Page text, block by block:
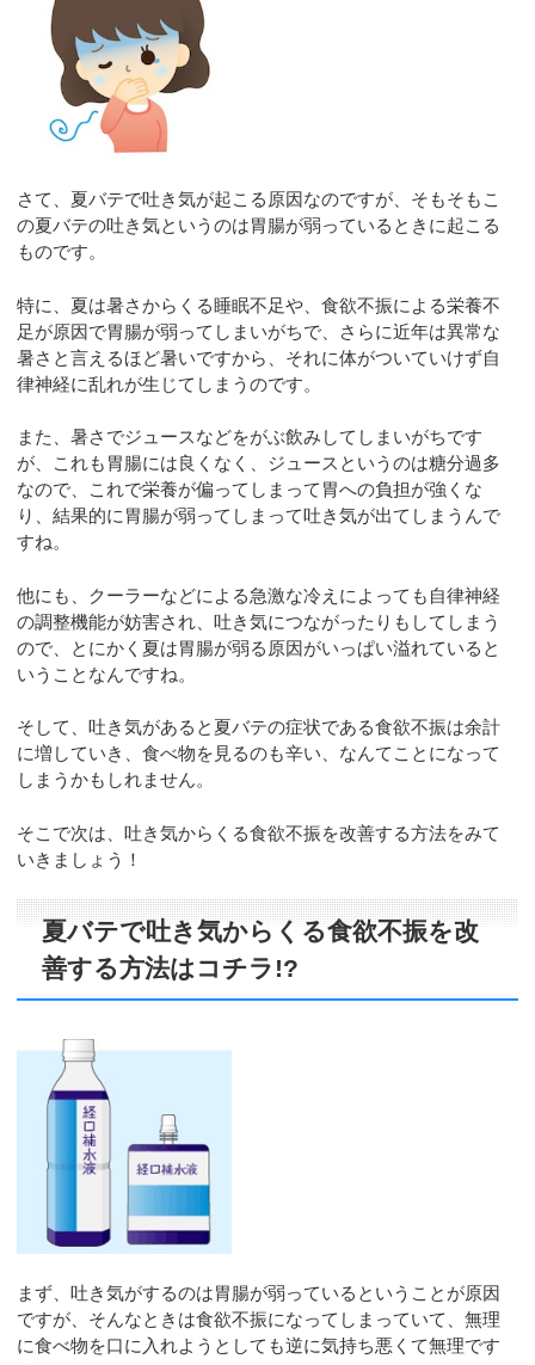
さて、夏バテで吐き気が起こる原因なのですが、そもそもこ
の夏バテの吐き気というのは胃腸が弱っているときに起こる
ものです。
特に、夏は暑さからくる睡眠不足や、食欲不振による栄養不
足が原因で胃腸が弱ってしまいがちで、さらに近年は異常な
暑さと言えるほど暑いですから、それに体がついていけず自
律神経に乱れが生じてしまうのです。
また、暑さでジュースなどをがぶ飲みしてしまいがちです
が、これも胃腸には良くなく、ジュースというのは糖分過多
なので、これで栄養が偏ってしまって胃への負担が強くな
り、結果的に胃腸が弱ってしまって吐き気が出てしまうんで
すね。
他にも、クーラーなどによる急激な冷えによっても自律神経
の調整機能が妨害され、吐き気につながったりもしてしまう
ので、とにかく夏は胃腸が弱る原因がいっぱい溢れていると
いうことなんですね。
そして、吐き気があると夏バテの症状である食欲不振は余計
に増していき、食べ物を見るのも辛い、なんてことになって
しまうかもしれません。
そこで次は、吐き気からくる食欲不振を改善する方法をみて
いきましょう！
夏バテで吐き気からくる食欲不振を改
善する方法はコチラ!?
まず、吐き気がするのは胃腸が弱っているということが原因
ですが、そんなときは食欲不振になってしまっていて、無理
に食べ物を口に入れようとしても逆に気持ち悪くて無理です